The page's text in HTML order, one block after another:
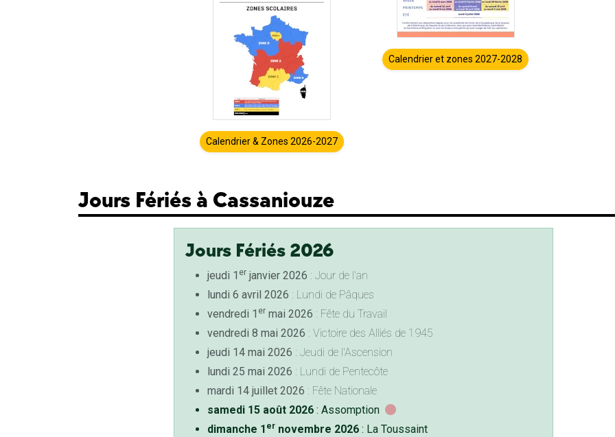
Calendrier & Zones 2026-2027
Calendrier et zones 2027-2028
Jours Fériés à Cassaniouze
Jours Fériés 2026
jeudi 1 erjanvier 2026 : Jour de l'an
lundi 6 avril 2026 : Lundi de Pâques
vendredi 1 ermai 2026 : Fête du Travail
vendredi 8 mai 2026 : Victoire des Alliés de 1945
jeudi 14 mai 2026 : Jeudi de l'Ascension
lundi 25 mai 2026 : Lundi de Pentecôte
mardi 14 juillet 2026 : Fête Nationale
samedi 15 août 2026: Assomption
dimanche 1 ernovembre 2026: La Toussaint